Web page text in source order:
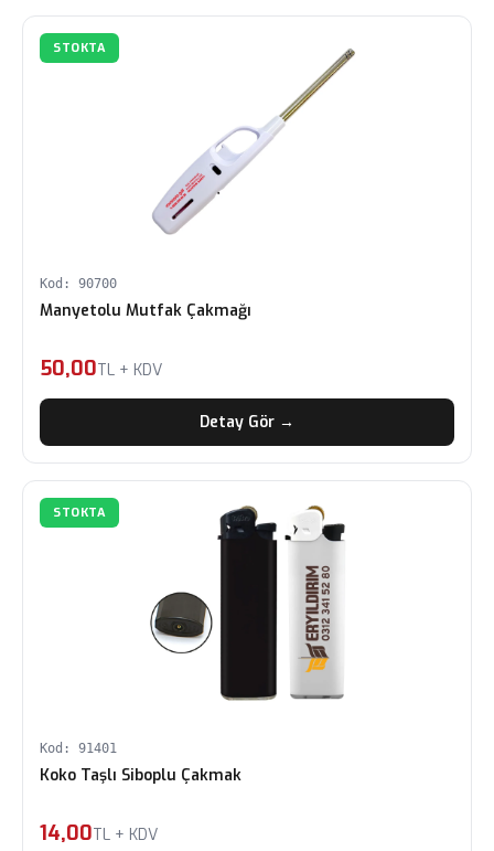
STOKTA
Kod: 90700
Manyetolu Mutfak Çakmağı
50,00TL + KDV
Detay Gör →
STOKTA
Kod: 91401
Koko Taşlı Siboplu Çakmak
14,00TL + KDV